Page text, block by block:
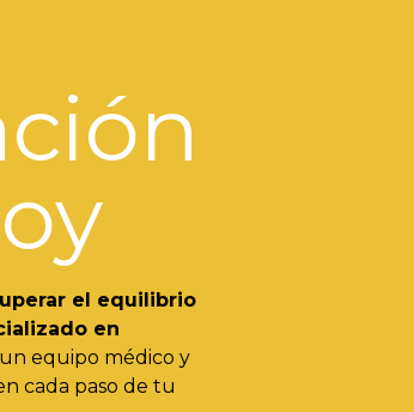
el equilibrio
en
equipo médico y
cada paso de tu